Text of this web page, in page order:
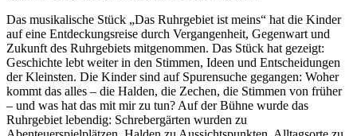
Das musikalische Stück „Das Ruhrgebiet ist meins“ hat die Kinder
auf eine Entdeckungsreise durch Vergangenheit, Gegenwart und
Zukunft des Ruhrgebiets mitgenommen. Das Stück hat gezeigt:
Geschichte lebt weiter in den Stimmen, Ideen und Entscheidungen
der Kleinsten. Die Kinder sind auf Spurensuche gegangen: Woher
kommt das alles – die Halden, die Zechen, die Stimmen von früher
– und was hat das mit mir zu tun? Auf der Bühne wurde das
Ruhrgebiet lebendig: Schrebergärten wurden zu